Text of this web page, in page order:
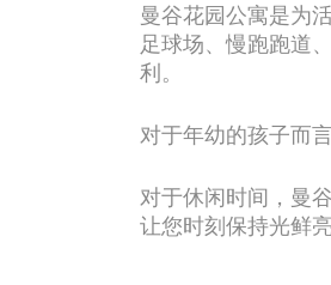
曼谷花园公寓是为
足球场、慢跑跑道
利。
对于年幼的孩子而
对于休闲时间，曼
让您时刻保持光鲜